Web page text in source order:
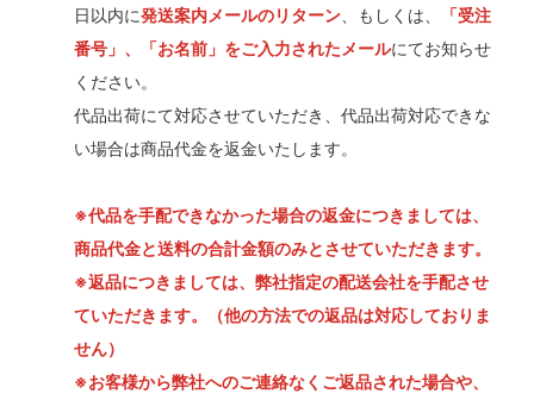
日以内に発送案内メールのリターン 、もしくは、
「受注
番号」、「お名前」をご入力されたメールにてお知らせ
ください。
代品出荷にて対応させていただき、代品出荷対応できな
い場合は商品代金を返金いたします。
※代品を手配できなかった場合の返金につきましては、
商品代金と送料の合計金額のみとさせていただきます。
※返品につきましては、弊社指定の配送会社を手配させ
ていただきます。（他の方法での返品は対応しておりま
せん）
※お客様から弊社へのご連絡なくご返品された場合や、